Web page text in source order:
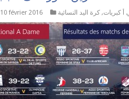
10 février 2016 أ كبريات,كرة اليد النسائية